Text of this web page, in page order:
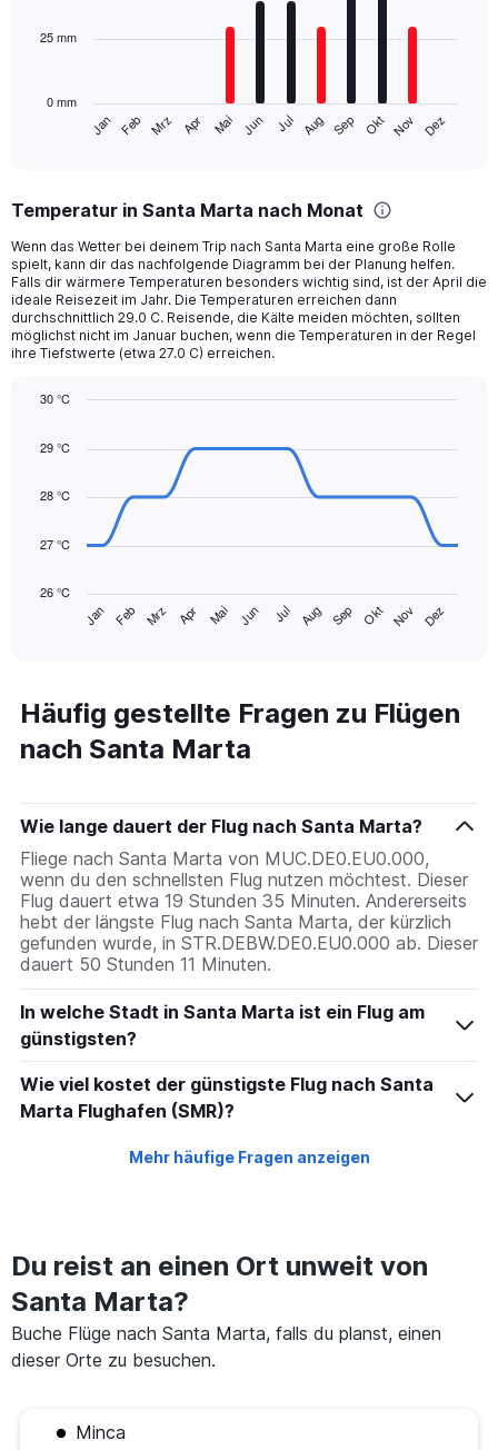
to
The
Range:
categories.
The
chart
has
1
Y
displaying
Range:
to
Jan Feb Mrz Apr Mai Jun Jul Aug Sep Okt Nov Dez
0 mm
25 mm
Temperatur in Santa Marta nach Monat
Wenn das Wetter bei deinem Trip nach Santa Marta eine große Rolle
spielt, kann dir das nachfolgende Diagramm bei der Planung helfen.
Falls dir wärmere Temperaturen besonders wichtig sind, ist der April die
ideale Reisezeit im Jahr. Die Temperaturen erreichen dann
durchschnittlich 29.0 C. Reisende, die Kälte meiden möchten, sollten
möglichst nicht im Januar buchen, wenn die Temperaturen in der Regel
ihre Tiefstwerte (etwa 27.0 C) erreichen.
chart
with
data
The
has
categories.
Range:
14
chart
has
1
Y
axis
displaying
values.
Range:
26
30.
Jan Feb Mrz Apr Mai Jun Jul Aug Sep Okt Nov Dez
26 °C
27 °C
28 °C
29 °C
30 °C
Häufig gestellte Fragen zu Flügen
nach Santa Marta
Wie lange dauert der Flug nach Santa Marta?
Fliege nach Santa Marta von MUC.DE0.EU0.000,
wenn du den schnellsten Flug nutzen möchtest. Dieser
Flug dauert etwa 19 Stunden 35 Minuten. Andererseits
hebt der längste Flug nach Santa Marta, der kürzlich
gefunden wurde, in STR.DEBW.DE0.EU0.000 ab. Dieser
dauert 50 Stunden 11 Minuten.
In welche Stadt in Santa Marta ist ein Flug am
günstigsten?
Wie viel kostet der günstigste Flug nach Santa
Marta Flughafen (SMR)?
Mehr häufige Fragen anzeigen
Du reist an einen Ort unweit von
Santa Marta?
Buche Flüge nach Santa Marta, falls du planst, einen
dieser Orte zu besuchen.
Minca